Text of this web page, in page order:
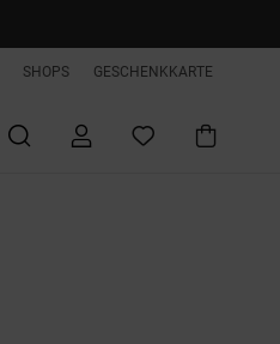
SHOPS GESCHENKKARTE